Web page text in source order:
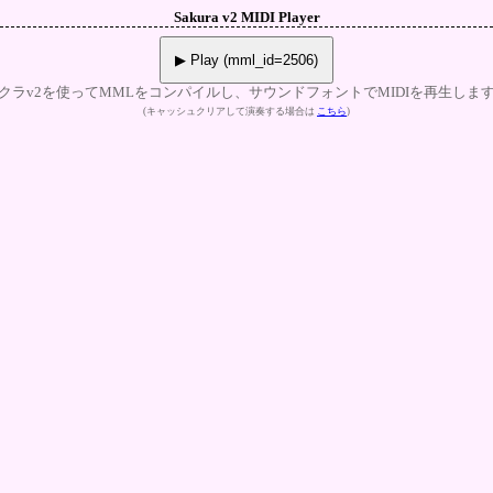
Sakura v2 MIDI Player
▶ Play (mml_id=2506)
ラv2を使ってMMLをコンパイルし、サウンドフォントでMIDIを再生しま
(キャッシュクリアして演奏する場合は こちら)